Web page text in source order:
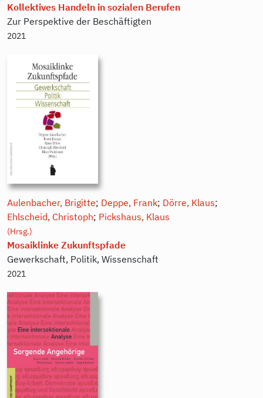
Kollektives Handeln in sozialen Berufen
Zur Perspektive der Beschäftigten
2021
Aulenbacher, Brigitte; Deppe, Frank; Dörre, Klaus;
Ehlscheid, Christoph; Pickshaus, Klaus
(Hrsg.)
Mosaiklinke Zukunftspfade
Gewerkschaft, Politik, Wissenschaft
2021